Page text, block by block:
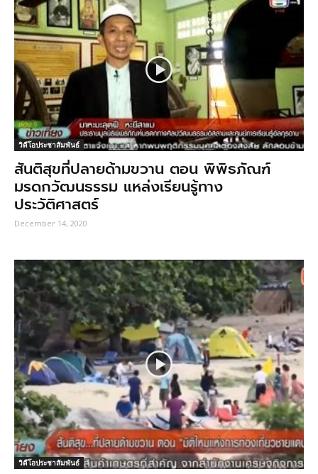
วิดีโอประชาสัมพันธ์
สันติสุขที่ปลายด้ามขวาน ตอน พิพิธภัณฑ์
มรดกวัฒนธรรม แหล่งเรียนรู้ทาง
ประวัติศาสตร์
December 14, 2020
วิดีโอประชาสัมพันธ์